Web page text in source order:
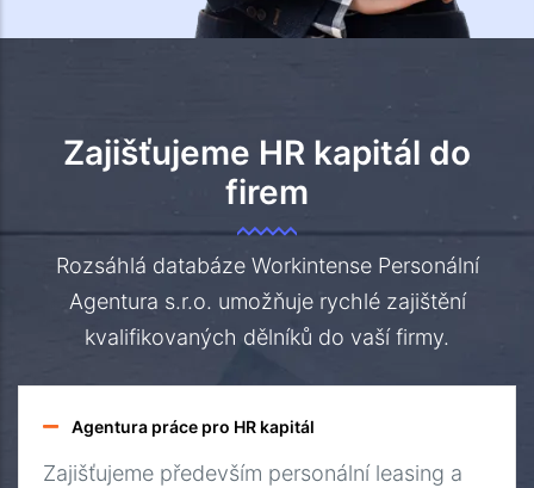
Zajišťujeme HR kapitál do
firem
Rozsáhlá databáze Workintense Personální
Agentura s.r.o. umožňuje rychlé zajištění
kvalifikovaných dělníků do vaší firmy.
Agentura práce pro HR kapitál
Zajišťujeme především personální leasing a